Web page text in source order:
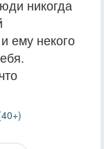
никогда
ему некого